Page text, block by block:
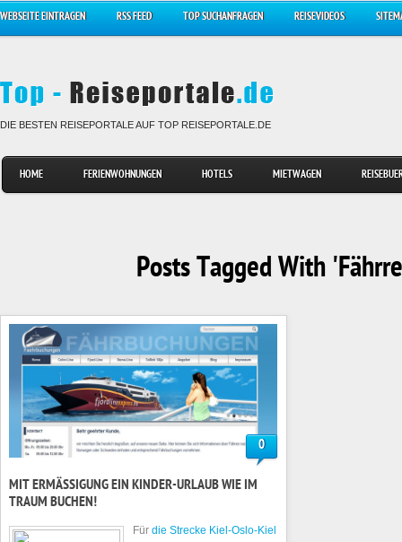
WEBSEITE EINTRAGEN RSS FEED TOP SUCHANFRAGEN REISEVIDEOS
DIE BESTEN REISEPORTALE AUF TOP REISEPORTALE.DE
HOME FERIENWOHNUNGEN HOTELS MIETWAGEN
Posts Tagged With
0
MIT ERMÄSSIGUNG EIN KINDER-URLAUB WIE IM T
RAUM BUCHEN!
Für die Strecke Kiel-Oslo-Kiel